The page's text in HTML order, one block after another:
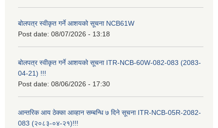
बोलपत्र स्वीकृत गर्ने आशयको सूचना NCB61W
Post date: 08/07/2026 - 13:18
बोलपत्र स्वीकृत गर्ने आशयको सूचना ITR-NCB-60W-082-083 (2083-
04-21) !!!
Post date: 08/06/2026 - 17:30
आन्तरिक आय ठेक्का आव्हान सम्बन्धि ७ दिने सूचना ITR-NCB-05R-2082-
083 (२०८३-०४-२१)!!!